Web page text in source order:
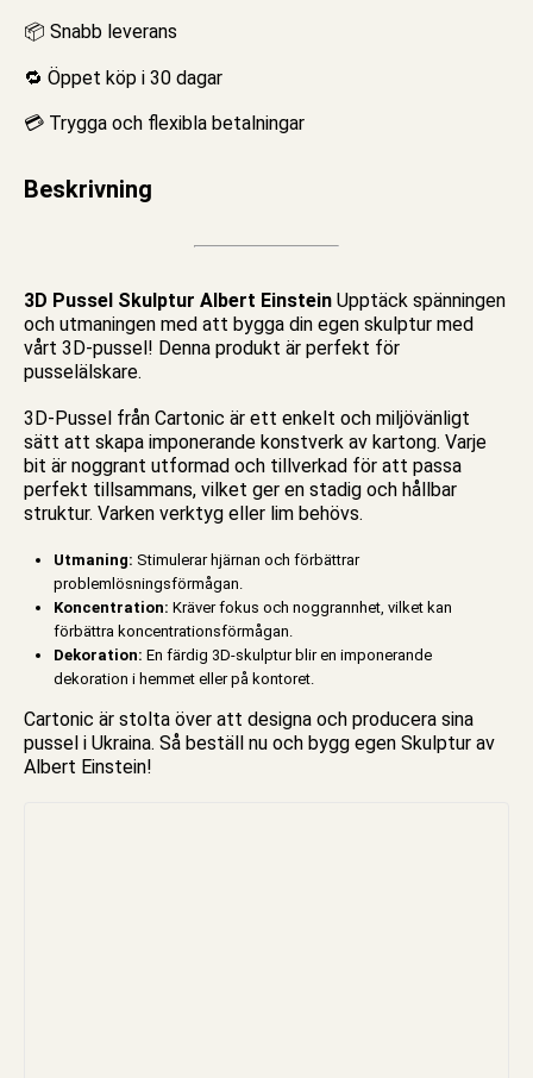
📦 Snabb leverans
🔁 Öppet köp i 30 dagar
💳 Trygga och flexibla betalningar
Beskrivning
3D Pussel Skulptur Albert Einstein Upptäck spänningen
och utmaningen med att bygga din egen skulptur med
vårt 3D-pussel ! Denna produkt är perfekt för
pusselälskare.
3D-Pussel från Cartonic är ett enkelt och miljövänligt
sätt att skapa imponerande konstverk av kartong. Varje
bit är noggrant utformad och tillverkad för att passa
perfekt tillsammans, vilket ger en stadig och hållbar
struktur. Varken verktyg eller lim behövs.
Utmaning: Stimulerar hjärnan och förbättrar
problemlösningsförmågan.
Koncentration: Kräver fokus och noggrannhet, vilket kan
förbättra koncentrationsförmågan.
Dekoration: En färdig 3D-skulptur blir en imponerande
dekoration i hemmet eller på kontoret.
Cartonic är stolta över att designa och producera sina
pussel i Ukraina. Så beställ nu och bygg egen Skulptur av
Albert Einstein!